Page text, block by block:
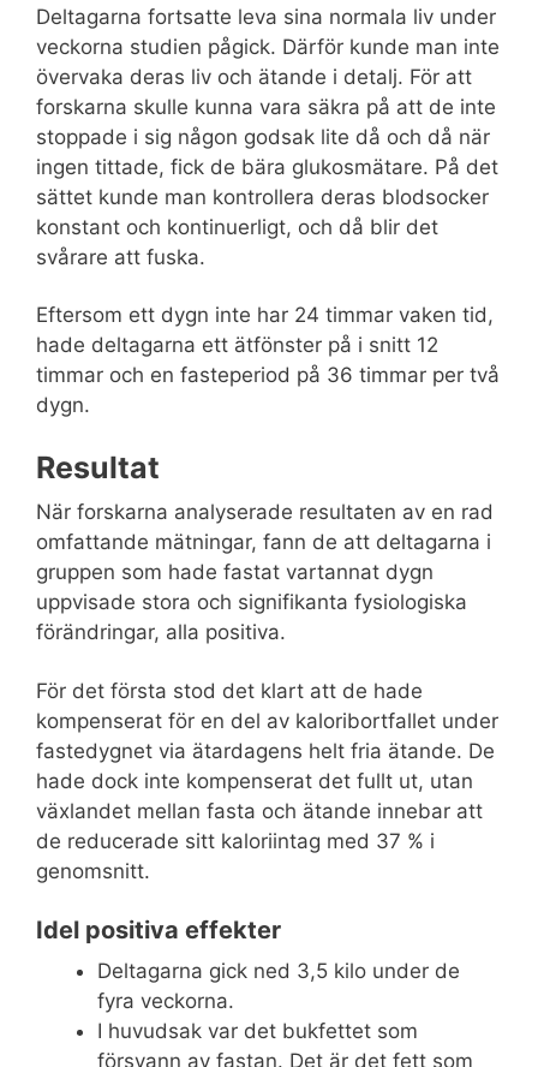
Deltagarna fortsatte leva sina normala liv under
veckorna studien pågick. Därför kunde man inte
övervaka deras liv och ätande i detalj. För att
forskarna skulle kunna vara säkra på att de inte
stoppade i sig någon godsak lite då och då när
ingen tittade, fick de bära glukosmätare. På det
sättet kunde man kontrollera deras blodsocker
konstant och kontinuerligt, och då blir det
svårare att fuska.
Eftersom ett dygn inte har 24 timmar vaken tid,
hade deltagarna ett ätfönster på i snitt 12
timmar och en fasteperiod på 36 timmar per två
dygn.
Resultat
När forskarna analyserade resultaten av en rad
omfattande mätningar, fann de att deltagarna i
gruppen som hade fastat vartannat dygn
uppvisade stora och signifikanta fysiologiska
förändringar, alla positiva.
För det första stod det klart att de hade
kompenserat för en del av kaloribortfallet under
fastedygnet via ätardagens helt fria ätande. De
hade dock inte kompenserat det fullt ut, utan
växlandet mellan fasta och ätande innebar att
de reducerade sitt kaloriintag med 37 % i
genomsnitt.
Idel positiva effekter
Deltagarna gick ned 3,5 kilo under de
fyra veckorna.
I huvudsak var det bukfettet som
försvann av fastan. Det är det fett som